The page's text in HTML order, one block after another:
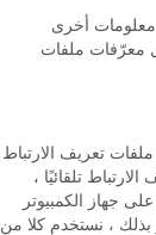
معلومات أخرى
معرّفات ملفات
تعريف الارتباط
تلقائيًا ،
جهاز الكمبيوتر
، نستخدم كلا من